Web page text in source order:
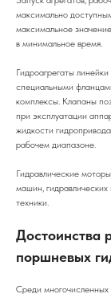
максимально
максимальное
в минимальное время.
Гидроагрегаты линейки
специальными
комплексы. Клапаны
при эксплуатации
жидкости
рабочем диапазоне.
Гидравлические
машин,
техники.
Достоинства
поршневых
Среди многочисленных